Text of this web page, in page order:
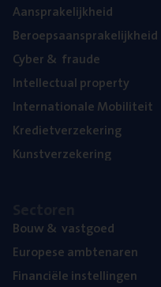
Aan­spra­ke­lijk­heid
Beroeps­aan­spra­ke­lijk­heid
Cyber& fraude
Intel­lec­tu­al property
Inter­na­ti­o­na­le Mobiliteit
Kre­diet­ver­ze­ke­ring
Kunst­ver­ze­ke­ring
Bouw& vastgoed
Euro­pe­se ambtenaren
Finan­ci­ë­le instellingen